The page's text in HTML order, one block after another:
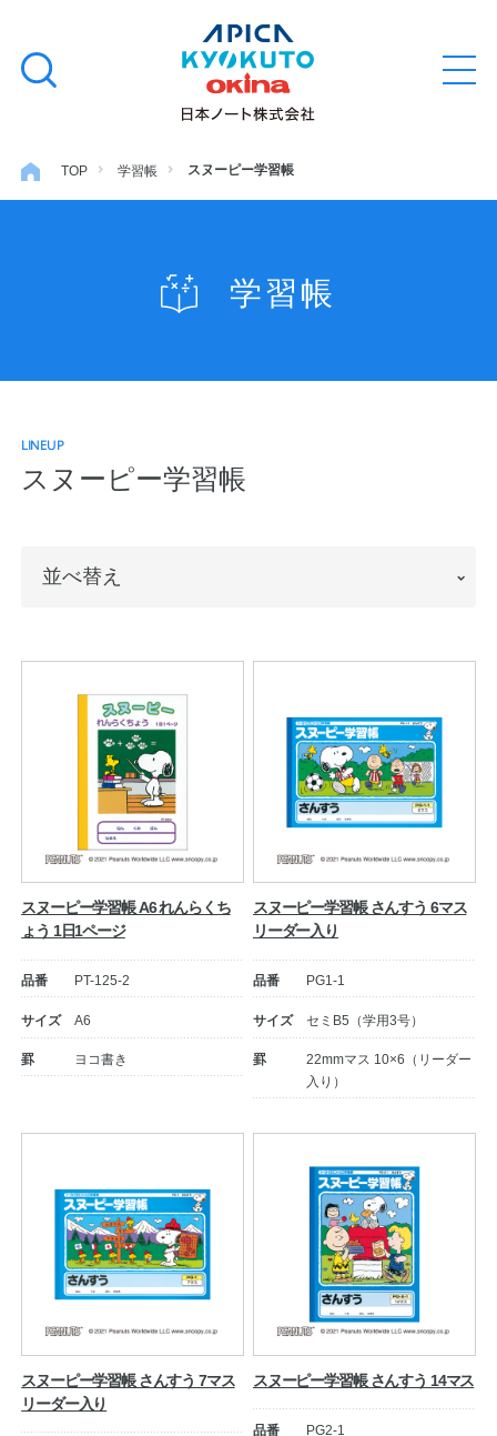
文
キ
ッ
閉
検
る
ファイル・バインダー
探求・自主学習のすすめ
公式オンラインショップ
企業情報 SDGsと未来
カタログ お知らせ
お問い合わせ プライバシーポリシー
English
教職員の皆さまへ
法人のお客様へ
OEMご希望の方へ
TOP 学習帳 スヌーピー学習帳
学習帳
LINEUP
スヌーピー学習帳
え
並べ替え
スヌーピー学習帳 A6 れんらくち
ょう 1日1ページ
品番 PT-125-2
サイズ A6
罫 ヨコ書き
スヌーピー学習帳 さんすう 6マス
リーダー入り
品番 PG1-1
サイズ セミB5（学用3号）
罫
22mmマス 10×6（リーダー
入り）
スヌーピー学習帳 さんすう 7マス
リーダー入り
スヌーピー学習帳 さんすう 14マス
品番 PG2-1